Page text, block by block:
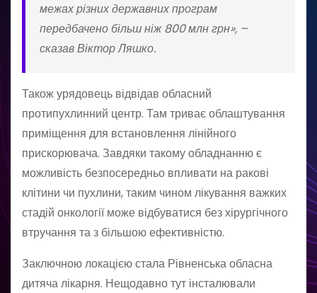
межах різних державних програм
передбачено більш ніж 800 млн грн», –
сказав Віктор Ляшко.
Також урядовець відвідав обласний
протипухлинний центр. Там триває облаштування
приміщення для встановлення лінійного
прискорювача. Завдяки такому обладнанню є
можливість безпосередньо впливати на ракові
клітини чи пухлини, таким чином лікування важких
стадій онкології може відбуватися без хірургічного
втручання та з більшою ефективністю.
Заключною локацією стала Рівненська обласна
дитяча лікарня. Нещодавно тут інсталювали